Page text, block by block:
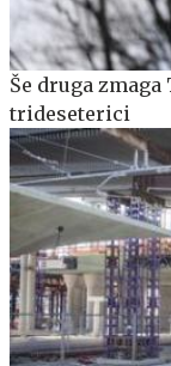
Še druga
trideseterici